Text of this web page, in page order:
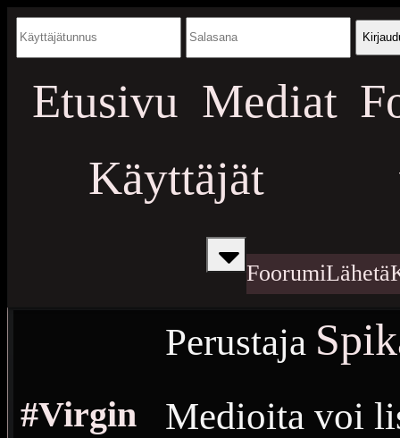
Etusivu Mediat
Käyttäjät
FoorumiLähetä
#Virgin
Perustaja
Medioita voi